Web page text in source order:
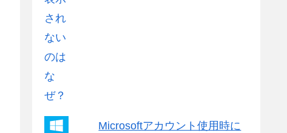
Microsoftアカウント使用時に